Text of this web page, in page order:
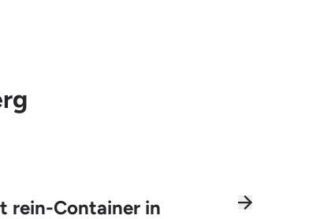
rein-Container in